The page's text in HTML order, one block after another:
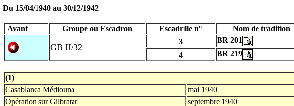
Du 15/04/1940 au 30/12/1942
Avant Groupe ou Escadron Escadrille n° Nom de tradition
GB II/32
3 BR 201
4
BR 219
(1)
Casablanca Médiouna
mai 1940
Opération sur Gilbratar
septembre 1940